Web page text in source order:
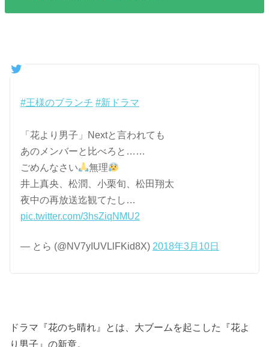
#王様のブランチ #新ドラマ
「花より男子」Nextと言われても
あのメンバーと比べろと……
ごめんなさい
無理
井上真央、松潤、小栗旬、松田翔太
夜中の再放送迄観てたし…
pic.twitter.com/3hsZiqNMU2
— とら (@NV7yIUVLlFKid8X) 2018年3月10日
ドラマ『花のち晴れ』とは、大ブームを起こした『花よ
り男子』の新章。